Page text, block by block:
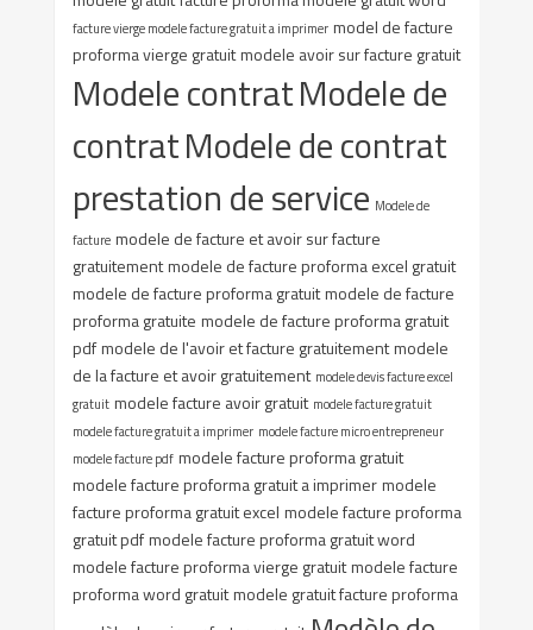
facture vierge modele facture gratuit a imprimer model de facture
proforma vierge gratuit modele avoir sur facture gratuit
Modele contratModele de
contratModele de contrat
prestation de service Modele de
facture modele de facture et avoir sur facture
gratuitement modele de facture proforma excel gratuit
modele de facture proforma gratuit modele de facture
proforma gratuite modele de facture proforma gratuit
pdf modele de l'avoir et facture gratuitement modele
de la facture et avoir gratuitement modele devis facture excel
gratuit modele facture avoir gratuit modele facture gratuit
modele facture gratuit a imprimer modele facture micro entrepreneur
modele facture pdf modele facture proforma gratuit
modele facture proforma gratuit a imprimer modele
facture proforma gratuit excel modele facture proforma
gratuit pdf modele facture proforma gratuit word
modele facture proforma vierge gratuit modele facture
proforma word gratuit modele gratuit facture proforma